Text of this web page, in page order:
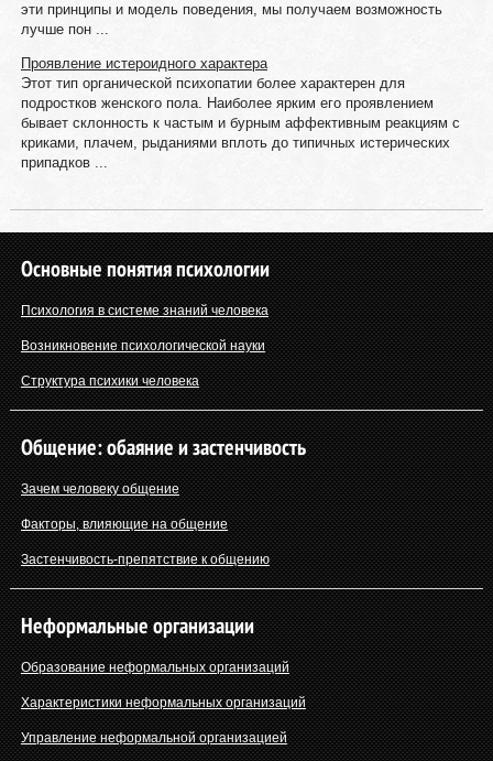
эти принципы и модель поведения, мы получаем возможность
лучше пон ...
Проявление истероидного характера
Этот тип органической психопатии более характерен для
подростков женского пола. Наиболее ярким его проявлением
бывает склонность к частым и бурным аффективным реакциям с
криками, плачем, рыданиями вплоть до типичных истерических
припадков ...
Основные понятия психологии
Психология в системе знаний человека
Возникновение психологической науки
Структура психики человека
Общение: обаяние и застенчивость
Зачем человеку общение
Факторы, влияющие на общение
Застенчивость-препятствие к общению
Неформальные организации
Образование неформальных организаций
Характеристики неформальных организаций
Управление неформальной организацией